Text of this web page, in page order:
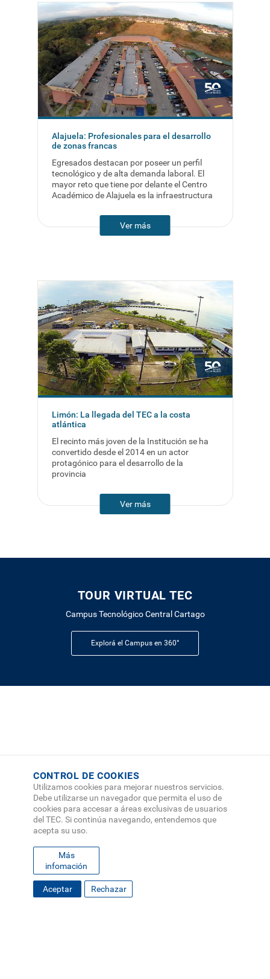
Alajuela: Profesionales para el desarrollo
de zonas francas
Egresados destacan por poseer un perfil
tecnológico y de alta demanda laboral. El
mayor reto que tiene por delante el Centro
Académico de Alajuela es la infraestructura
Ver más
Limón: La llegada del TEC a la costa
atlántica
El recinto más joven de la Institución se ha
convertido desde el 2014 en un actor
protagónico para el desarrollo de la
provincia
Ver más
TOUR VIRTUAL TEC
Campus Tecnológico Central Cartago
Explorá el Campus en 360°
FOOTERMAPA DEL SITIO DIRECTORIO
CONTROL DE COOKIES
Utilizamos cookies para mejorar nuestros servicios.
Debe utilizarse un navegador que permita el uso de
cookies para accesar a áreas exclusivas de usuarios
del TEC. Si continúa navegando, entendemos que
acepta su uso.
Más
infomación
Aceptar Rechazar